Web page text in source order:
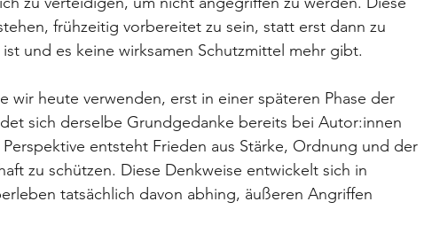
frühzeitig vorbereitet zu sein, statt erst dann zu
und es keine wirksamen Schutzmittel mehr gibt.
wir heute verwenden, erst in einer späteren Phase der
sich derselbe Grundgedanke bereits bei Autor:innen
entsteht Frieden aus Stärke, Ordnung und der
zu schützen. Diese Denkweise entwickelt sich in
tatsächlich davon abhing, äußeren Angriffen